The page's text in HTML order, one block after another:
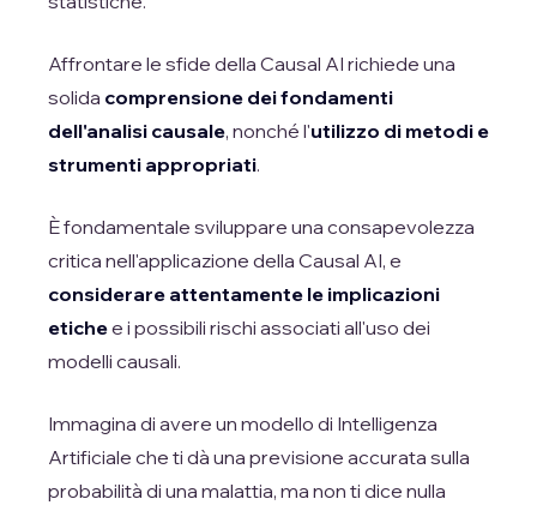
Affrontare le sfide della Causal AI richiede una
solida comprensione dei fondamenti
dell'analisi causale, nonché l'utilizzo di metodi e
strumenti appropriati.
È fondamentale sviluppare una consapevolezza
critica nell'applicazione della Causal AI, e
considerare attentamente le implicazioni
etichee i possibili rischi associati all'uso dei
modelli causali.
Immagina di avere un modello di Intelligenza
Artificiale che ti dà una previsione accurata sulla
probabilità di una malattia, ma non ti dice nulla